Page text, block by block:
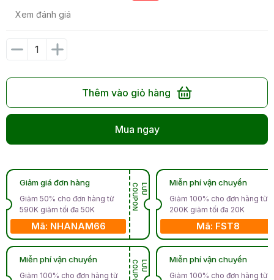
Xem đánh giá
Thêm vào giỏ hàng
Mua ngay
Giảm giá đơn hàng
Giảm 50% cho đơn hàng từ
590K giảm tối đa 50K
Mã: NHANAM66
L
Ư
U
C
O
U
P
O
N
Miễn phí vận chuyển
Giảm 100% cho đơn hàng từ
L
Ư
U
C
O
U
P
O
N
Miễn phí vận chuyển
Giảm 100% cho đơn hàng từ
200K giảm tối đa 20K
Mã: FST8
Miễn phí vận chuyển
Giảm 100% cho đơn hàng từ